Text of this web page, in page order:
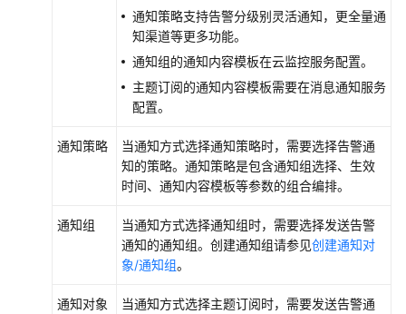
试
高
可
通知策略支持告警分级别灵活通知，更全量通
知渠道等更多功能。
通知组的通知内容模板在云监控服务配置。
主题订阅的通知内容模板需要在消息通知服务
配置。
通知策略
当通知方式选择通知策略时，需要选择告警通
知的策略。通知策略是包含通知组选择、生效
时间、通知内容模板等参数的组合编排。
通知组
当通知方式选择通知组时，需要选择发送告警
通知的通知组。创建通知组请参见创建通知对
象/通知组。
通知对象 当通知方式选择主题订阅时，需要发送告警通